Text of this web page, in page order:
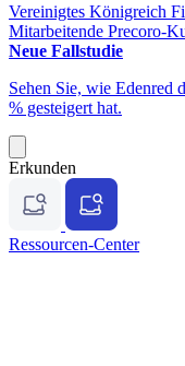
Vereinigtes Königreich
Mitarbeitende Precoro-
Neue Fallstudie
Sehen Sie, wie Edenred
% gesteigert hat.
Erkunden
Ressourcen-Center